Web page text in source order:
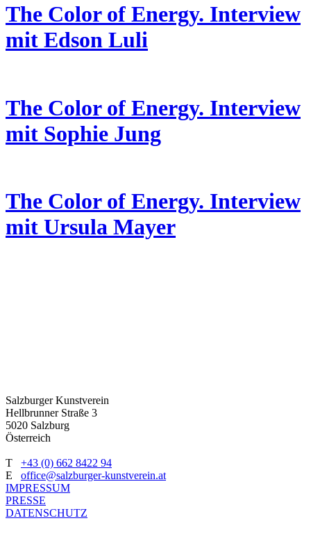
The Color of Energy. Interview
mit Edson Luli
The Color of Energy. Interview
mit Sophie Jung
The Color of Energy. Interview
mit Ursula Mayer
Salzburger Kunstverein
Hellbrunner Straße 3
5020 Salzburg
Österreich
T +43 (0) 662 8422 94
E office@salzburger-kunstverein.at
IMPRESSUM
PRESSE
DATENSCHUTZ